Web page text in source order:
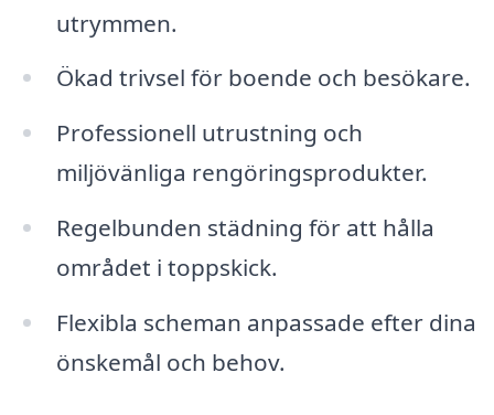
utrymmen.
Ökad trivsel för boende och besökare.
Professionell utrustning och
miljövänliga rengöringsprodukter.
Regelbunden städning för att hålla
området i toppskick.
Flexibla scheman anpassade efter dina
önskemål och behov.